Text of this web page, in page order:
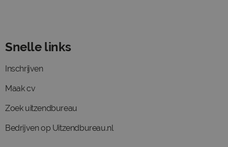
Snelle links
Inschrijven
Maak cv
Zoek uitzendbureau
Bedrijven op Uitzendbureau.nl